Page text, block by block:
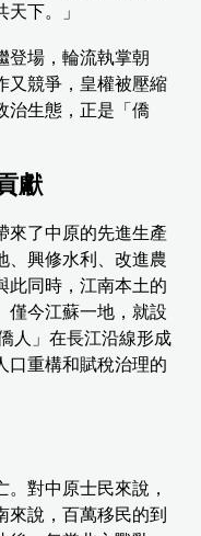
下。」
登場，輪流執掌朝
又競爭，皇權被壓縮
治生態，正是「僑
獻
來了中原的先進生產
、興修水利、改進農
此同時，江南本土的
僅今江蘇一地，就設
人」在長江沿線形成
口重構和賦稅治理的
對中原士民來說，
來說，百萬移民的到